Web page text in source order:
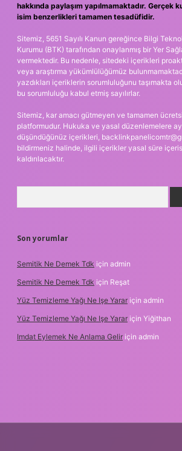
hakkında paylaşım yapılmamaktadır. Gerçek
isim benzerlikleri tamamen tesadüfidir.
Sitemiz, 5651 Sayılı Kanun gereğince Bilgi
Kurumu (BTK) tarafından onaylanmış bir Yer
vermektedir. Bu nedenle, sitedeki içerikleri
veya araştırma yükümlülüğümüz
yazdıkları içeriklerin sorumluluğunu taşımakta
bu sorumluluğu kabul etmiş sayılırlar.
Sitemiz, kar amacı gütmeyen ve tamamen
platformudur. Hukuka ve yasal düzenlemelere
düşündüğünüz içerikleri,
bildirmeniz halinde, ilgili içerikler yasal süre
kaldırılacaktır.
Son yorumlar
Semitik Ne Demek Tdk için admin
Semitik Ne Demek Tdk için Reşat
Yüz Temizleme Yağı Ne Işe Yarar için admin
Yüz Temizleme Yağı Ne Işe Yarar için Yiğithan
Imdat Eylemek Ne Anlama Gelir için admin